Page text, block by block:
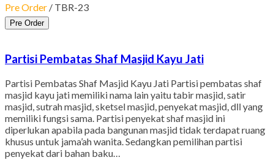
Pre Order / TBR-23
Pre Order
Partisi Pembatas Shaf Masjid Kayu Jati
Partisi Pembatas Shaf Masjid Kayu Jati Partisi pembatas shaf
masjid kayu jati memiliki nama lain yaitu tabir masjid, satir
masjid, sutrah masjid, sketsel masjid, penyekat masjid, dll yang
memiliki fungsi sama. Partisi penyekat shaf masjid ini
diperlukan apabila pada bangunan masjid tidak terdapat ruang
khusus untuk jama’ah wanita. Sedangkan pemilihan partisi
penyekat dari bahan baku…